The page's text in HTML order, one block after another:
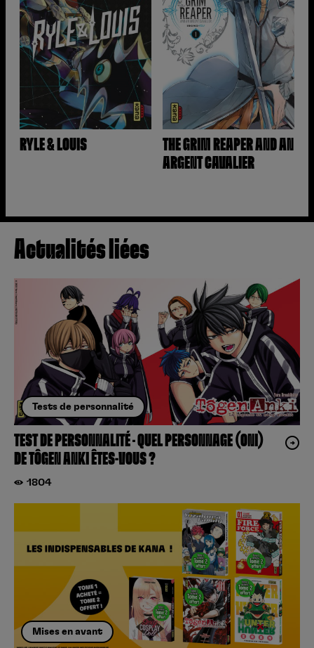
RYLE & LOUIS
THE GRIM REAPER AND AN
ARGENT CAVALIER
Actualités liées
Tests de personnalité
TEST DE PERSONNALITÉ – QUEL PERSONNAGE (ONI)
DE TÔGEN ANKI ÊTES-VOUS ?
1804
Mises en avant